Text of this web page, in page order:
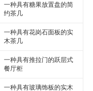
一种具有糖果放置盘的简
约茶几
一种具有花岗石面板的实
木茶几
一种具有推拉门的跃层式
餐厅柜
一种具有玻璃饰板的实木